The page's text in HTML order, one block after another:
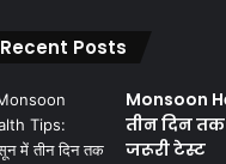
Recent Posts
Monsoon
तीन दिन
जरूरी टेस्ट